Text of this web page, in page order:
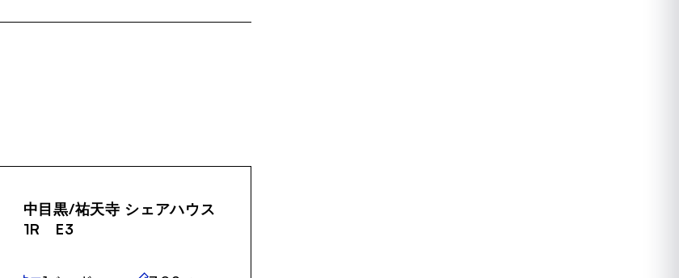
中目黒/祐天寺 シェアハウス
1R E3